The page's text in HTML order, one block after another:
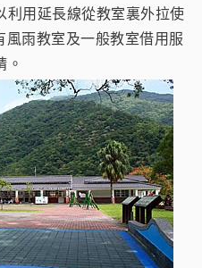
用延長線從教室裏外拉使
雨教室及一般教室借用服
。